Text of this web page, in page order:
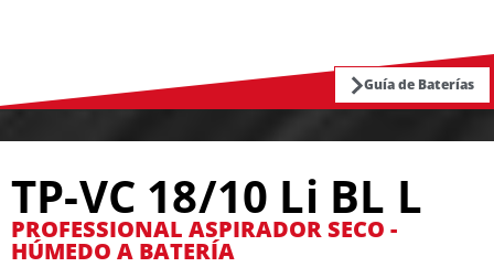
Guía de Baterías
TP-VC 18/10 Li BL L
PROFESSIONAL ASPIRADOR SECO -
HÚMEDO A BATERÍA